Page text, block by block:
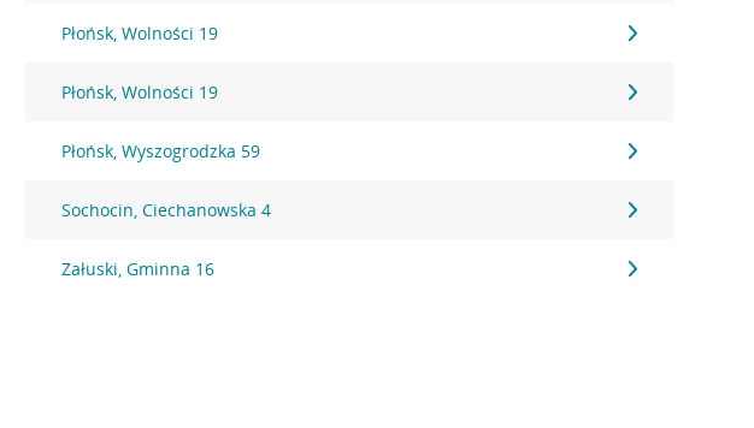
Płońsk, Wolności 19
Płońsk, Wolności 19
Płońsk, Wyszogrodzka 59
Sochocin, Ciechanowska 4
Załuski, Gminna 16